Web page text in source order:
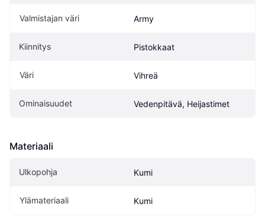
Valmistajan väri Army
Kiinnitys Pistokkaat
Väri Vihreä
Ominaisuudet Vedenpitävä, Heijastimet
Materiaali
Ulkopohja Kumi
Ylämateriaali Kumi